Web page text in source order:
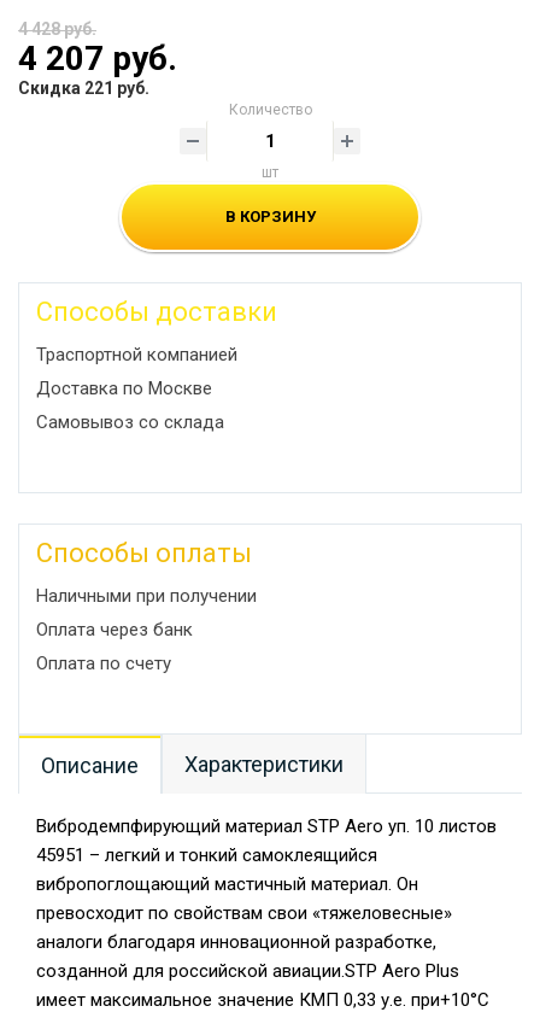
4 428 руб.
4 207 руб.
Скидка 221 руб.
Количество
шт
В КОРЗИНУ
Способы доставки
Траспортной компанией
Доставка по Москве
Самовывоз со склада
Способы оплаты
Наличными при получении
Оплата через банк
Оплата по счету
Описание Характеристики
Вибродемпфирующий материал STP Aero уп. 10 листов
45951 – легкий и тонкий самоклеящийся
вибропоглощающий мастичный материал. Он
превосходит по свойствам свои «тяжеловесные»
аналоги благодаря инновационной разработке,
созданной для российской авиации.STP Aero Plus
имеет максимальное значение КМП 0,33 у.е. при+10°С